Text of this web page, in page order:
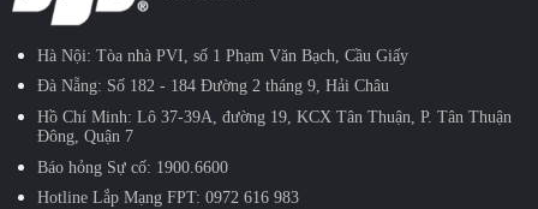
Hà Nội: Tòa nhà PVI, số 1 Phạm Văn Bạch, Cầu Giấy
Đà Nẵng: Số 182 - 184 Đường 2 tháng 9, Hải Châu
Hồ Chí Minh: Lô 37-39A, đường 19, KCX Tân Thuận, P. Tân Thuận
Đông, Quận 7
Báo hỏng Sự cố: 1900.6600
Hotline Lắp Mạng FPT: 0972 616 983